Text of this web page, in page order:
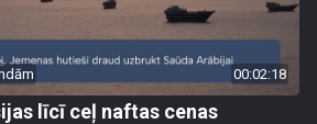
00:02:18
līcī ceļ naftas cenas